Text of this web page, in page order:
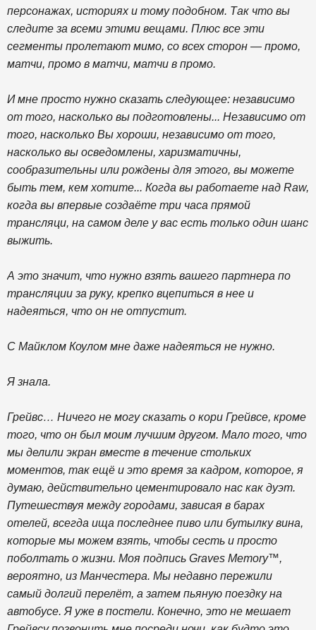
персонажах, историях и тому подобном. Так что вы
следите за всеми этими вещами. Плюс все эти
сегменты пролетают мимо, со всех сторон — промо,
матчи, промо в матчи, матчи в промо.
И мне просто нужно сказать следующее: независимо
от того, насколько вы подготовлены... Независимо от
того, насколько Вы хороши, независимо от того,
насколько вы осведомлены, харизматичны,
сообразительны или рождены для этого, вы можете
быть тем, кем хотите... Когда вы работаете над Raw,
когда вы впервые создаёте три часа прямой
трансляци, на самом деле у вас есть только один шанс
выжить.
А это значит, что нужно взять вашего партнера по
трансляции за руку, крепко вцепиться в нее и
надеяться, что он не отпустит.
С Майклом Коулом мне даже надеяться не нужно.
Я знала.
Грейвс… Ничего не могу сказать о кори Грейвсе, кроме
того, что он был моим лучшим другом. Мало того, что
мы делили экран вместе в течение стольких
моментов, так ещё и это время за кадром, которое, я
думаю, действительно цементировало нас как дуэт.
Путешествуя между городами, зависая в барах
отелей, всегда ища последнее пиво или бутылку вина,
которые мы можем взять, чтобы сесть и просто
поболтать о жизни. Моя подпись Graves Memory™,
вероятно, из Манчестера. Мы недавно пережили
самый долгий перелёт, а затем пьяную поездку на
автобусе. Я уже в постели. Конечно, это не мешает